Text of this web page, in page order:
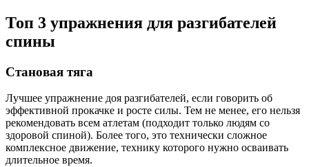
Топ 3 упражнения для разгибателей
спины
Становая тяга
Лучшее упражнение доя разгибателей, если говорить об
эффективной прокачке и росте силы. Тем не менее, его нельзя
рекомендовать всем атлетам (подходит только людям со
здоровой спиной). Более того, это технически сложное
комплексное движение, технику которого нужно осваивать
длительное время.